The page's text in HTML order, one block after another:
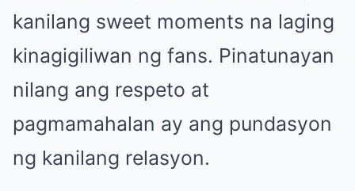
kanilang sweet moments na laging
kinagigiliwan ng fans. Pinatunayan
nilang ang respeto at
pagmamahalan ay ang pundasyon
ng kanilang relasyon.